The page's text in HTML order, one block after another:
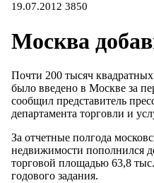
19.07.2012 3850
Москва
Почти 200 тысяч
было введено в Москве за
сообщил представитель
департамента торговли и
За отчетные полгода
недвижимости пополнился
торговой площадью 63,8
годового задания.